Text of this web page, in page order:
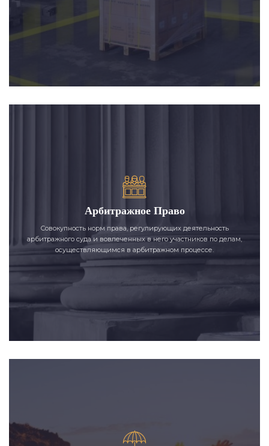
Арбитражное Право
Совокупность норм права, регулирующих деятельность
арбитражного суда и вовлеченных в него участников по делам,
осуществляющимся в арбитражном процессе.